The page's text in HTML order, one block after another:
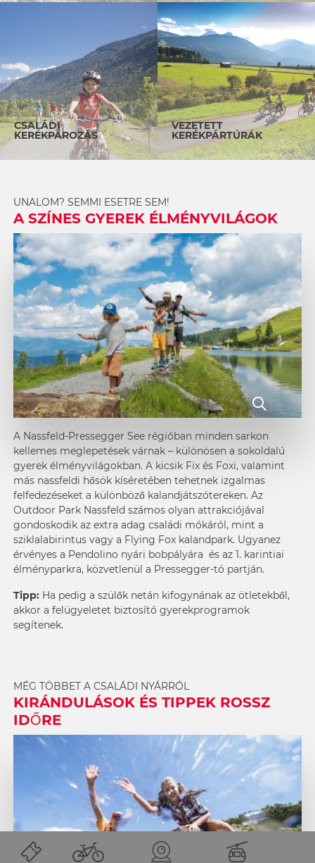
CSALÁDI
KERÉKPÁROZÁS
VEZETETT
KERÉKPÁRTÚRÁK
UNALOM? SEMMI ESETRE SEM!
A SZÍNES GYEREK ÉLMÉNYVILÁGOK
A Nassfeld-Pressegger See régióban minden sarkon
kellemes meglepetések várnak – különösen a sokoldalú
gyerek élményvilágokban. A kicsik Fix és Foxi, valamint
más nassfeldi hősök kíséretében tehetnek izgalmas
felfedezéseket a különböző kalandjátszótereken. Az
Outdoor Park Nassfeld számos olyan attrakciójával
gondoskodik az extra adag családi mókáról, mint a
sziklalabirintus vagy a Flying Fox kalandpark. Ugyanez
érvényes a Pendolino nyári bobpályára és az 1. karintiai
élményparkra, közvetlenül a Pressegger-tó partján.
Tipp: Ha pedig a szülők netán kifogynának az ötletekből,
akkor a felügyeletet biztosító gyerekprogramok
segítenek.
MÉG TÖBBET A CSALÁDI NYÁRRÓL
KIRÁNDULÁSOK ÉS TIPPEK ROSSZ
IDŐRE